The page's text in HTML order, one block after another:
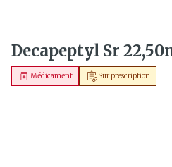
Decapeptyl Sr
Sur prescription
Médicament